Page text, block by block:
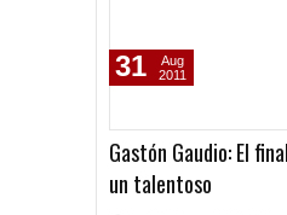
Gastón Gaudio: El
un talentoso
31
Aug
2011